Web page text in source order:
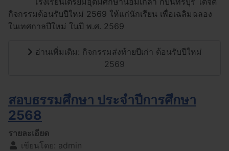
กิจกรรมต้อนรับปีใหม่ 2569 ให้แก่นักเรียน เพื่อเฉลิมฉลอง
ในเทศกาลปีใหม่ ในปี พ.ศ. 2569
อ่านเพิ่มเติม: กิจกรรมส่งท้ายปีเก่า ต้อนรับปีใหม่
2569
สอบธรรมศึกษา ประจำปีการศึกษา
2568
รายละเอียด
เขียนโดย: admin